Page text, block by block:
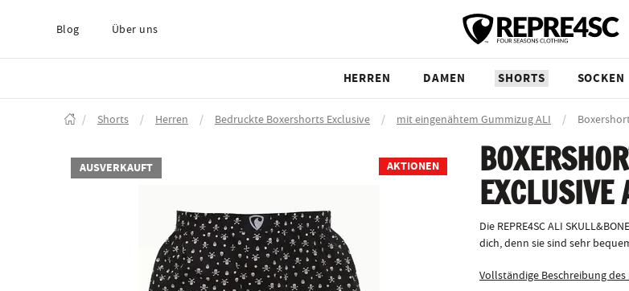
Blog Über uns
HERREN DAMEN SHORTS SOCKEN
/ Shorts / Herren / Bedruckte Boxershorts Exclusive / mit eingenähtem Gummizug ALI /
AUSVERKAUFT AKTIONEN
Die REPRE4SC ALI
dich, denn sie sind sehr
Vollständige Beschreibung